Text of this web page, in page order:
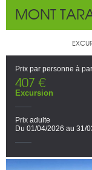
MONT
Prix par personne à
407 €
Excursion
Prix adulte
Du 01/04/2026 au 31/